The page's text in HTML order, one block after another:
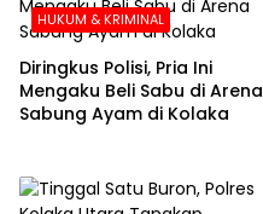
HUKUM & KRIMINAL
Diringkus Polisi, Pria Ini
Mengaku Beli Sabu di Arena
Sabung Ayam di Kolaka